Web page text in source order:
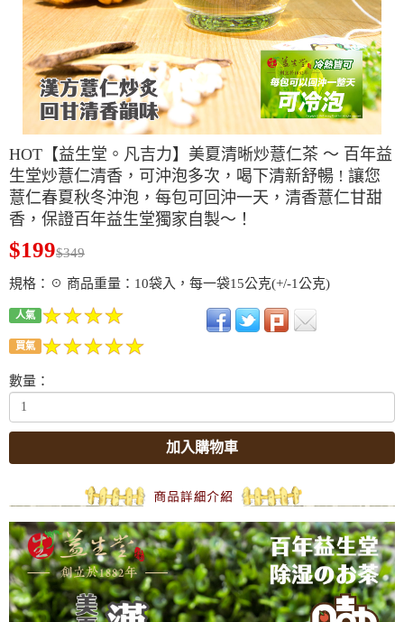
HOT【益生堂。凡吉力】美夏清晰炒薏仁茶 ～ 百年益
生堂炒薏仁清香，可沖泡多次，喝下清新舒暢 ! 讓您
薏仁春夏秋冬沖泡，每包可回沖一天，清香薏仁甘甜
香，保證百年益生堂獨家自製～！
$199$349
規格：☉ 商品重量：10袋入，每一袋15公克(+/-1公克)
人氣
買氣
數量：
加入購物車